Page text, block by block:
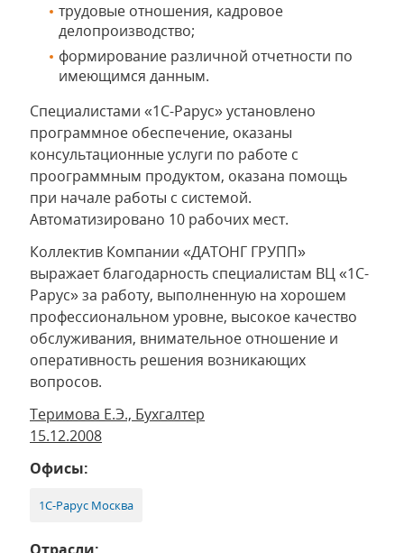
трудовые отношения, кадровое
делопроизводство;
формирование различной отчетности по
имеющимся данным.
Специалистами «1С-Рарус» установлено
программное обеспечение, оказаны
консультационные услуги по работе с
проограммным продуктом, оказана помощь
при начале работы с системой.
Автоматизировано 10 рабочих мест.
Коллектив Компании «ДАТОНГ ГРУПП»
выражает благодарность специалистам ВЦ «1C-
Papyc» за работу, выполненную на хорошем
профессиональном уровне, высокое качество
обслуживания, внимательное отношение и
оперативность решения возникающих
вопросов.
Теримова Е.Э., Бухгалтер
15.12.2008
Офисы:
1С-Рарус Москва